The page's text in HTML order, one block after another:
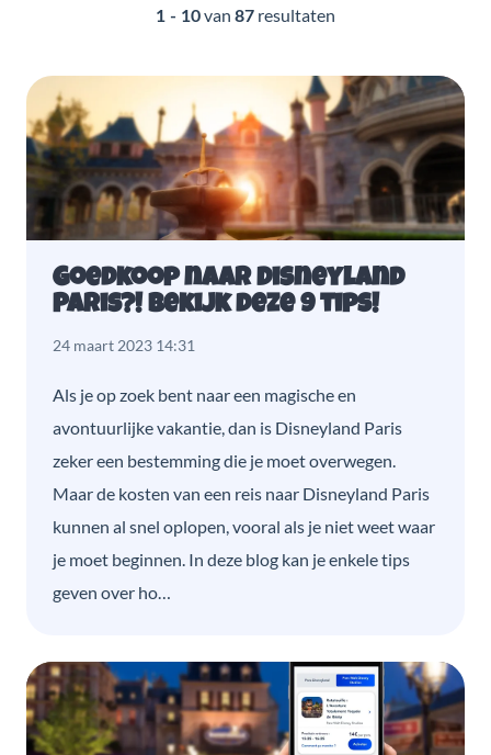
1 - 10van 87 resultaten
Goedkoop naar Disneyland
Paris?! Bekijk deze 9 tips!
24 maart 2023 14:31
Als je op zoek bent naar een magische en
avontuurlijke vakantie, dan is Disneyland Paris
zeker een bestemming die je moet overwegen.
Maar de kosten van een reis naar Disneyland Paris
kunnen al snel oplopen, vooral als je niet weet waar
je moet beginnen. In deze blog kan je enkele tips
geven over ho…